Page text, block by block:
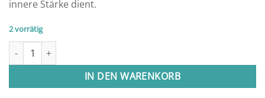
innere Stärke dient.
2 vorrätig
Steinkette "Fein im Hier" (Traumfänger) Menge
IN DEN WARENKORB
Alternative: